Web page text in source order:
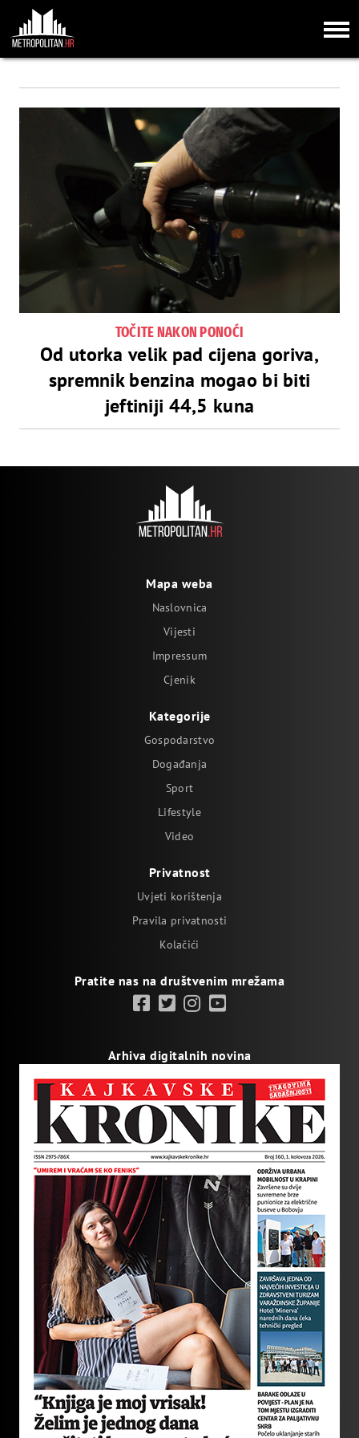
TOČITE NAKON PONOĆI
Od utorka velik pad cijena goriva,
spremnik benzina mogao bi biti
jeftiniji 44,5 kuna
Mapa weba
Naslovnica
Vijesti
Impressum
Cjenik
Kategorije
Gospodarstvo
Događanja
Sport
Lifestyle
Video
Privatnost
Uvjeti korištenja
Pravila privatnosti
Kolačići
Pratite nas na društvenim mrežama
Arhiva digitalnih novina